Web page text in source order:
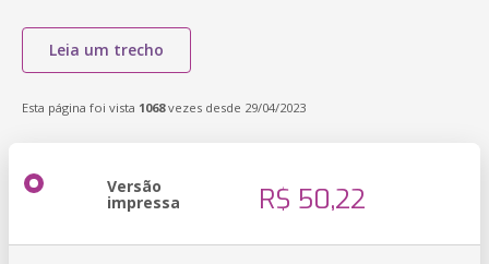
Leia um trecho
Esta página foi vista 1068vezes desde 29/04/2023
Versão
impressa R$ 50,22